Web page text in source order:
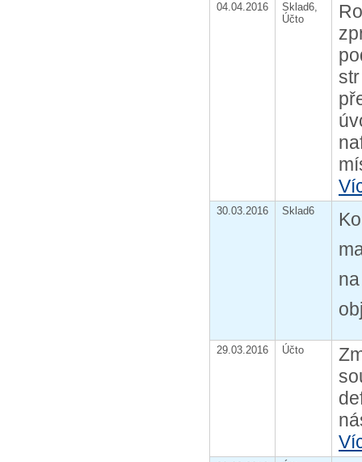
04.04.2016
Sklad6,
Účto
30.03.2016 Sklad6
29.03.2016 Účto